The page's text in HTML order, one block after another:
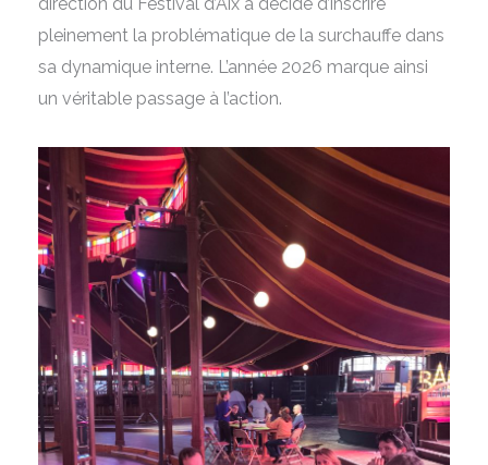
pleinement la problématique de la surchauffe dans
sa dynamique interne. L’année 2026 marque ainsi
un véritable passage à l’action.